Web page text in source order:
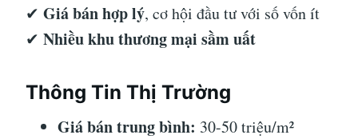
✔ Giá bán hợp lý, cơ hội đầu tư với số vốn ít
✔ Nhiều khu thương mại sầm uất
Thông Tin Thị Trường
Giá bán trung bình: 30-50 triệu/m²